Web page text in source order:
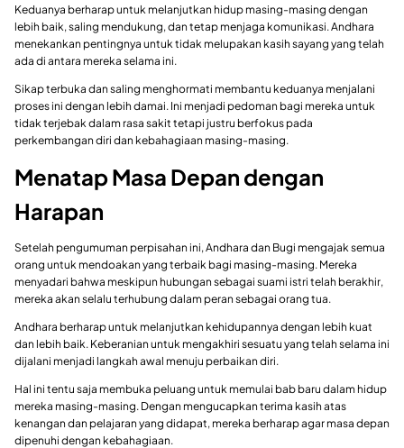
Keduanya berharap untuk melanjutkan hidup masing-masing dengan
lebih baik, saling mendukung, dan tetap menjaga komunikasi. Andhara
menekankan pentingnya untuk tidak melupakan kasih sayang yang telah
ada di antara mereka selama ini.
Sikap terbuka dan saling menghormati membantu keduanya menjalani
proses ini dengan lebih damai. Ini menjadi pedoman bagi mereka untuk
tidak terjebak dalam rasa sakit tetapi justru berfokus pada
perkembangan diri dan kebahagiaan masing-masing.
Menatap Masa Depan dengan
Harapan
Setelah pengumuman perpisahan ini, Andhara dan Bugi mengajak semua
orang untuk mendoakan yang terbaik bagi masing-masing. Mereka
menyadari bahwa meskipun hubungan sebagai suami istri telah berakhir,
mereka akan selalu terhubung dalam peran sebagai orang tua.
Andhara berharap untuk melanjutkan kehidupannya dengan lebih kuat
dan lebih baik. Keberanian untuk mengakhiri sesuatu yang telah selama ini
dijalani menjadi langkah awal menuju perbaikan diri.
Hal ini tentu saja membuka peluang untuk memulai bab baru dalam hidup
mereka masing-masing. Dengan mengucapkan terima kasih atas
kenangan dan pelajaran yang didapat, mereka berharap agar masa depan
dipenuhi dengan kebahagiaan.